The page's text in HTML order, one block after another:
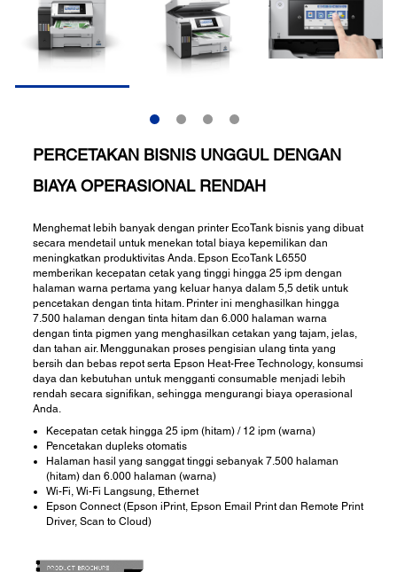
PERCETAKAN BISNIS UNGGUL DENGAN
BIAYA OPERASIONAL RENDAH
Menghemat lebih banyak dengan printer EcoTank bisnis yang dibuat
secara mendetail untuk menekan total biaya kepemilikan dan
meningkatkan produktivitas Anda. Epson EcoTank L6550
memberikan kecepatan cetak yang tinggi hingga 25 ipm dengan
halaman warna pertama yang keluar hanya dalam 5,5 detik untuk
pencetakan dengan tinta hitam. Printer ini menghasilkan hingga
7.500 halaman dengan tinta hitam dan 6.000 halaman warna
dengan tinta pigmen yang menghasilkan cetakan yang tajam, jelas,
dan tahan air. Menggunakan proses pengisian ulang tinta yang
bersih dan bebas repot serta Epson Heat-Free Technology, konsumsi
daya dan kebutuhan untuk mengganti consumable menjadi lebih
rendah secara signifikan, sehingga mengurangi biaya operasional
Anda.
Kecepatan cetak hingga 25 ipm (hitam) / 12 ipm (warna)
Pencetakan dupleks otomatis
Halaman hasil yang sanggat tinggi sebanyak 7.500 halaman
(hitam) dan 6.000 halaman (warna)
Wi-Fi, Wi-Fi Langsung, Ethernet
Epson Connect (Epson iPrint, Epson Email Print dan Remote Print
Driver, Scan to Cloud)